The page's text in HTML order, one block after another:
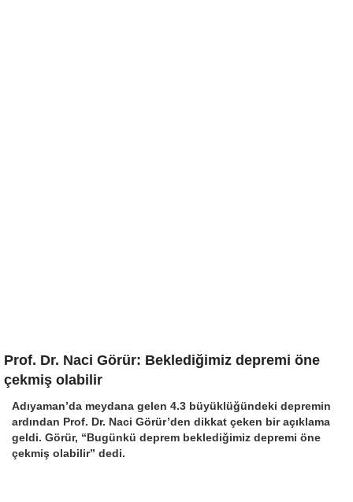
Prof. Dr. Naci Görür: Beklediğimiz depremi öne
çekmiş olabilir
Adıyaman’da meydana gelen 4.3 büyüklüğündeki depremin
ardından Prof. Dr. Naci Görür’den dikkat çeken bir açıklama
geldi. Görür, “Bugünkü deprem beklediğimiz depremi öne
çekmiş olabilir” dedi.